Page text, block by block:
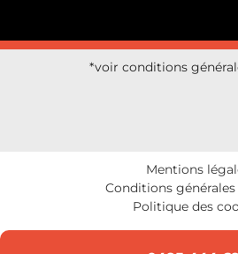
*voir conditions
Mentions
Conditions
Politique des